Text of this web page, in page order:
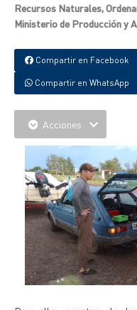
Recursos Naturales,
Ministerio de Producción y
Compartir en Facebook
Compartir en WhatsApp
Acciones